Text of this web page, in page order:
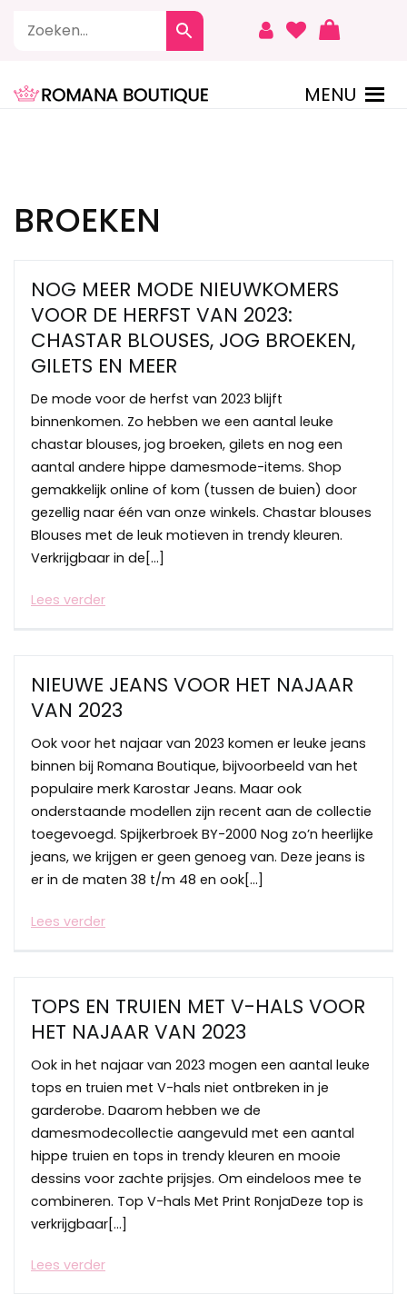
MENU
BROEKEN
NOG MEER MODE NIEUWKOMERS
VOOR DE HERFST VAN 2023:
CHASTAR BLOUSES, JOG BROEKEN,
GILETS EN MEER
De mode voor de herfst van 2023 blijft
binnenkomen. Zo hebben we een aantal leuke
chastar blouses, jog broeken, gilets en nog een
aantal andere hippe damesmode-items. Shop
gemakkelijk online of kom (tussen de buien) door
gezellig naar één van onze winkels. Chastar blouses
Blouses met de leuk motieven in trendy kleuren.
Verkrijgbaar in de[…]
Lees verder
NIEUWE JEANS VOOR HET NAJAAR
VAN 2023
Ook voor het najaar van 2023 komen er leuke jeans
binnen bij Romana Boutique, bijvoorbeeld van het
populaire merk Karostar Jeans. Maar ook
onderstaande modellen zijn recent aan de collectie
toegevoegd. Spijkerbroek BY-2000 Nog zo’n heerlijke
jeans, we krijgen er geen genoeg van. Deze jeans is
er in de maten 38 t/m 48 en ook[…]
Lees verder
TOPS EN TRUIEN MET V-HALS VOOR
HET NAJAAR VAN 2023
Ook in het najaar van 2023 mogen een aantal leuke
tops en truien met V-hals niet ontbreken in je
garderobe. Daarom hebben we de
damesmodecollectie aangevuld met een aantal
hippe truien en tops in trendy kleuren en mooie
dessins voor zachte prijsjes. Om eindeloos mee te
combineren. Top V-hals Met Print RonjaDeze top is
verkrijgbaar[…]
Lees verder